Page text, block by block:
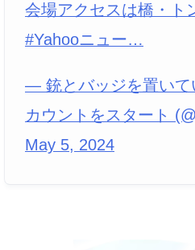
会場アクセスは橋・ト
#Yahooニュー…
— 銃とバッジを置い
カウントをスタート
May 5, 2024